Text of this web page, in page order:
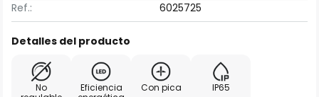
Ref.:
6025725
Detalles del producto
No
Eficiencia
Con pica IP65